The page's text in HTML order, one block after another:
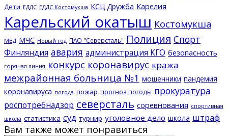
Дети ЕДДС ЕДДС Костомукша КСЦ Дружба Карелия
Карельский окатыш Костомукша
МВД МЧС Новый год ПАО "Северсталь" Полиция Спорт
Финляндия авария администрация КГО безопасность
горячая линия конкурс коронавирус кража
межрайонная больница №1 мошенники пандемия
коронавируса погода пожар прогноз погоды прокуратура
роспотребнадзор северсталь соревнования спортивная
школа статистика суд турнир уголовное дело школа штраф
Вам также может понравиться